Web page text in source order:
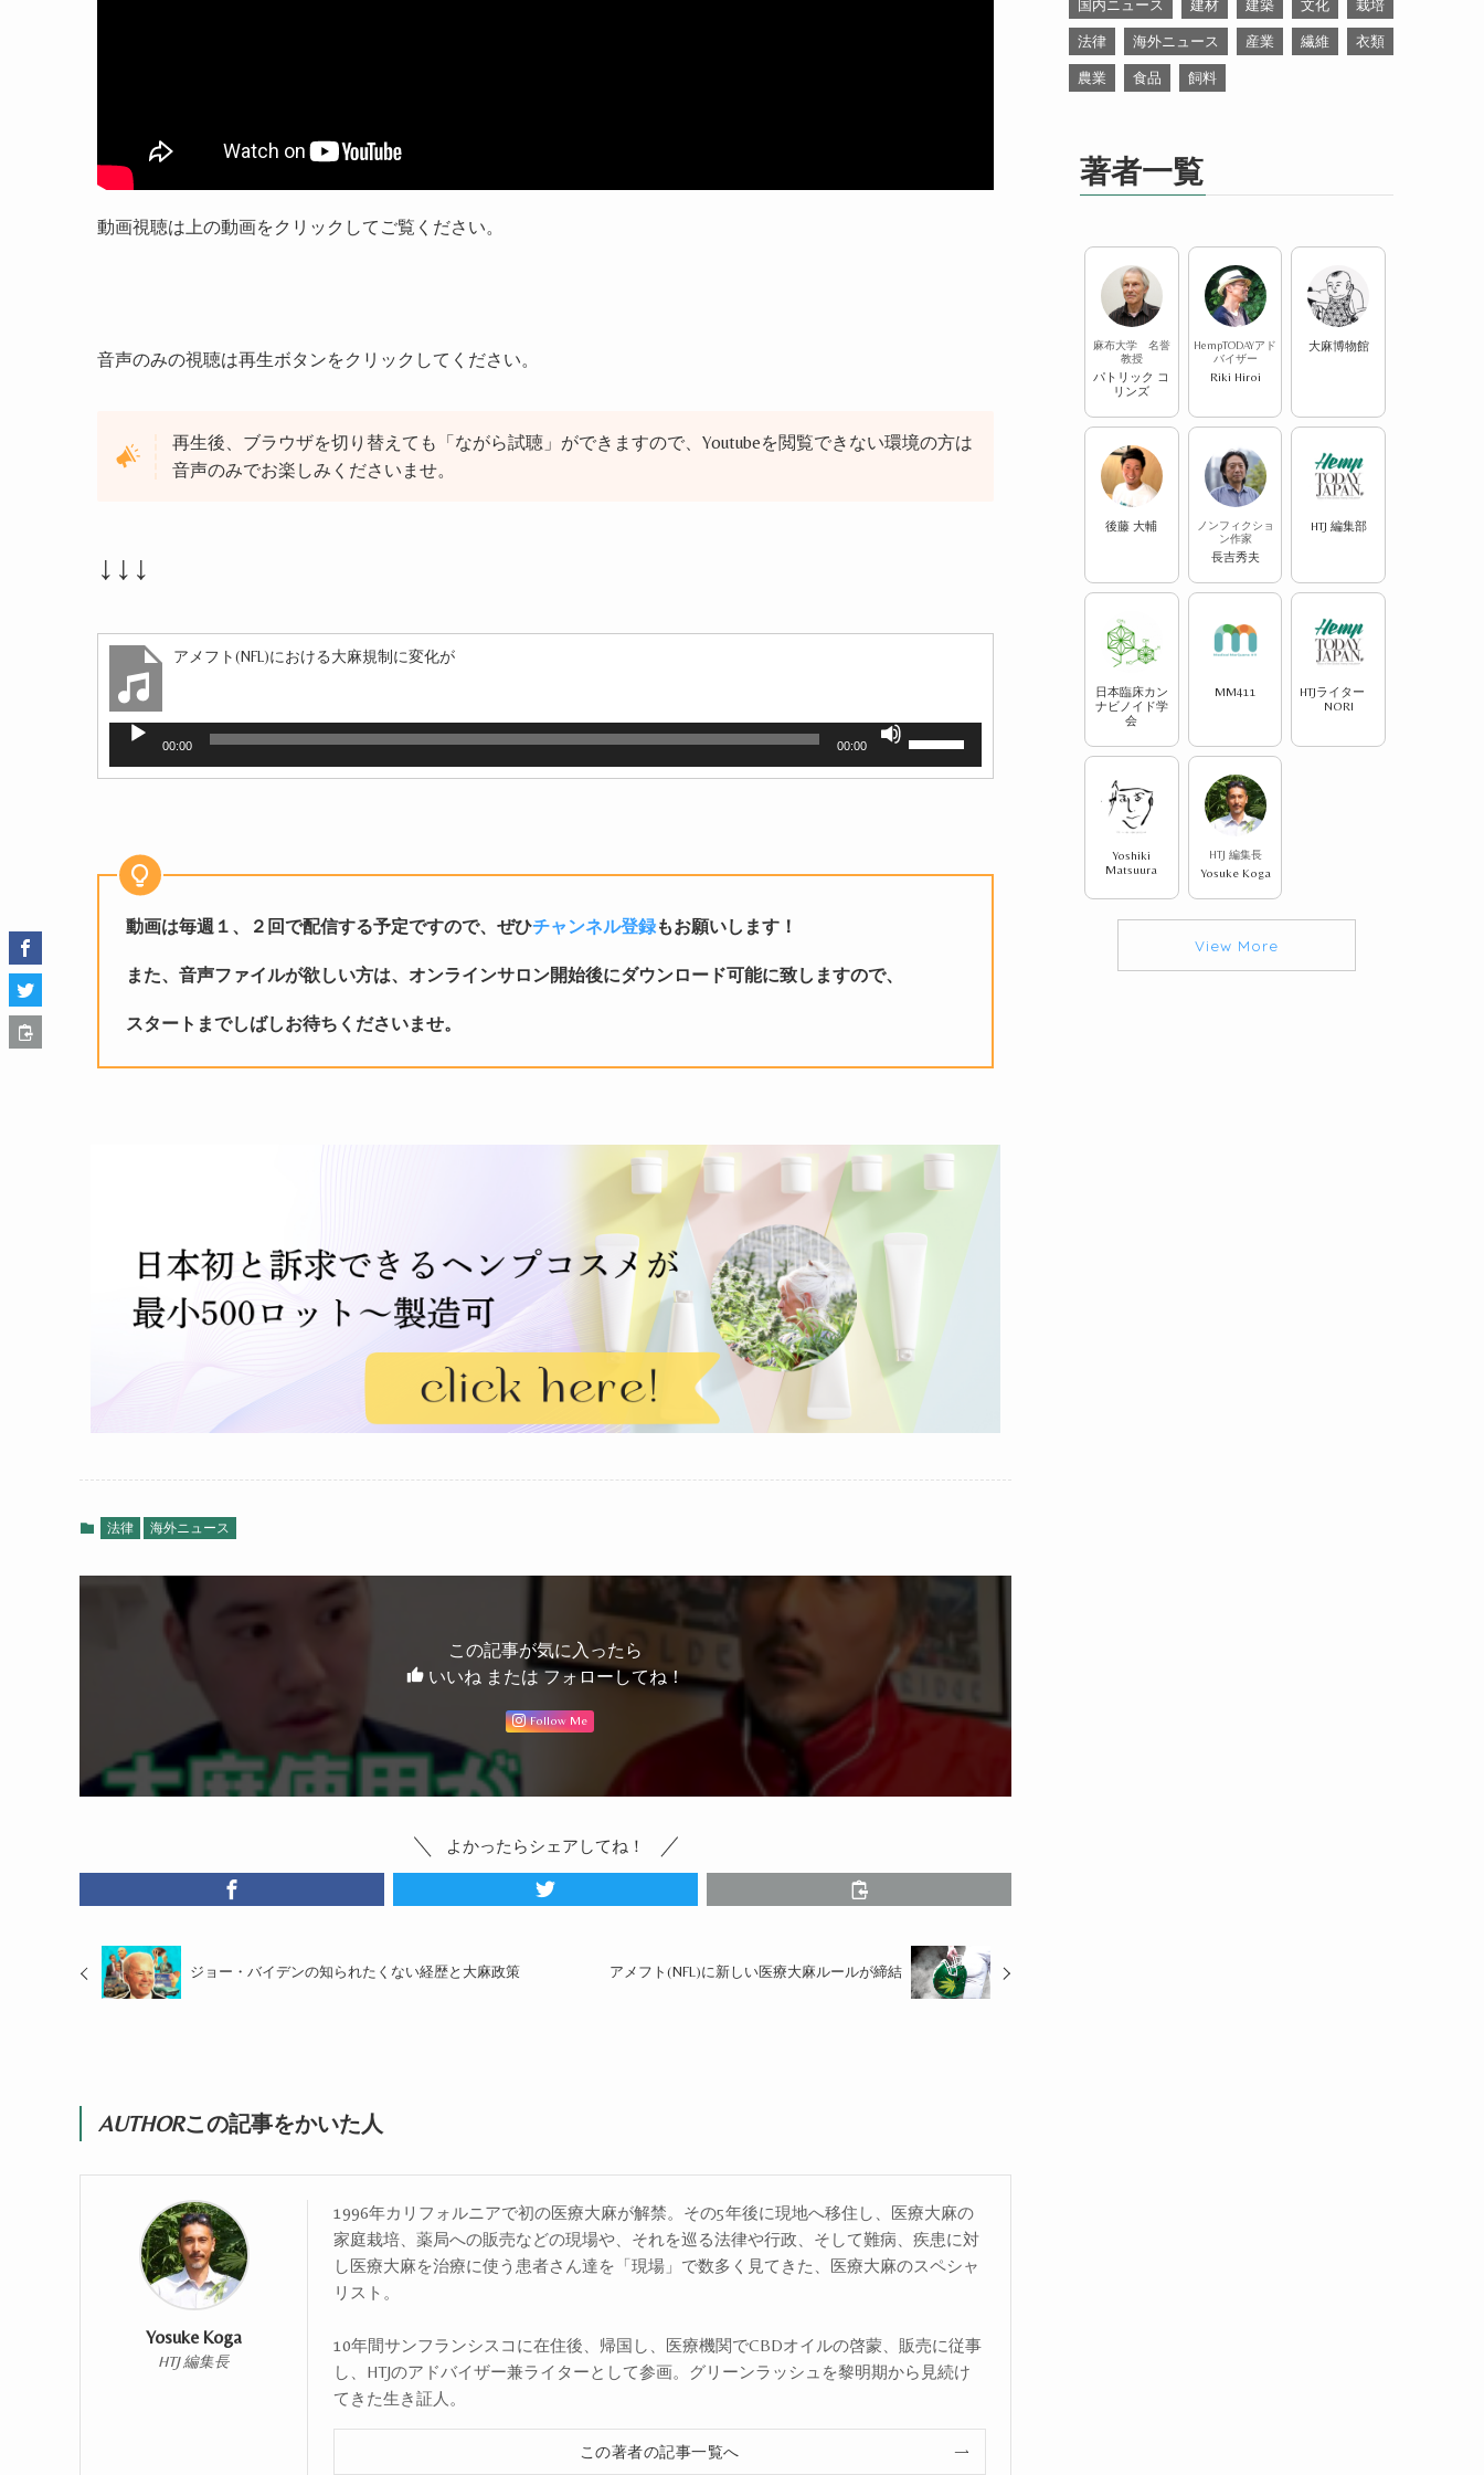
動画視聴は上の動画をクリックしてご覧ください。
音声のみの視聴は再生ボタンをクリックしてください。
再生後、ブラウザを切り替えても「ながら試聴」ができますので、Youtubeを閲覧できない環境の方は
音声のみでお楽しみくださいませ。
↓↓↓
アメフト(NFL)における大麻規制に変化が
プ
ー
00:00 00:00
ュ
節
て
さ
動画は毎週１、２回で配信する予定ですので、ぜひチャンネル登録もお願いします！
また、音声ファイルが欲しい方は、オンラインサロン開始後にダウンロード可能に致しますので、
スタートまでしばしお待ちくださいませ。
法律 海外ニュース
この記事が気に入ったら
いいね または フォローしてね！
Follow Me
よかったらシェアしてね！
ジョー・バイデンの知られたくない経歴と大麻政策 アメフト(NFL)に新しい医療大麻ルールが締結
AUTHORこの記事をかいた人
Yosuke Koga
HTJ 編集長
1996年カリフォルニアで初の医療大麻が解禁。その5年後に現地へ移住し、医療大麻の
家庭栽培、薬局への販売などの現場や、それを巡る法律や行政、そして難病、疾患に対
し医療大麻を治療に使う患者さん達を「現場」で数多く見てきた、医療大麻のスペシャ
リスト。
10年間サンフランシスコに在住後、帰国し、医療機関でCBDオイルの啓蒙、販売に従事
し、HTJのアドバイザー兼ライターとして参画。グリーンラッシュを黎明期から見続け
てきた生き証人。
この著者の記事一覧へ
国内ニュース 建材 建築 文化 栽培
法律 海外ニュース 産業 繊維 衣類
農業 食品 飼料
著者一覧
麻布大学 名誉
教授
パトリック コ
リンズ
HempTODAYアド
バイザー
Riki Hiroi
大麻博物館
後藤 大輔
ノンフィクショ
ン作家
長吉秀夫
HTJ 編集部
日本臨床カン
ナビノイド学
会
MM411
HTJライター
NORI
Yoshiki
Matsuura
HTJ 編集長
Yosuke Koga
View More